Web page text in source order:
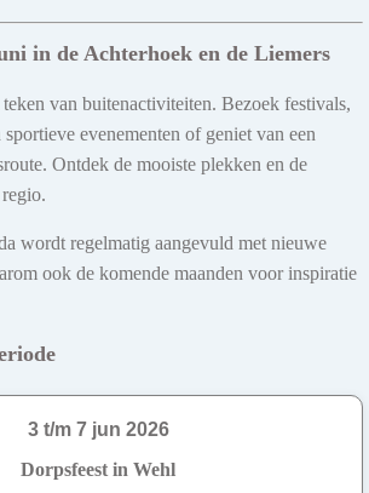
in de Achterhoek en de Liemers
van buitenactiviteiten. Bezoek festivals,
evenementen of geniet van een
Ontdek de mooiste plekken en de
wordt regelmatig aangevuld met nieuwe
ook de komende maanden voor inspiratie
3 t/m 7 jun 2026
Dorpsfeest in Wehl